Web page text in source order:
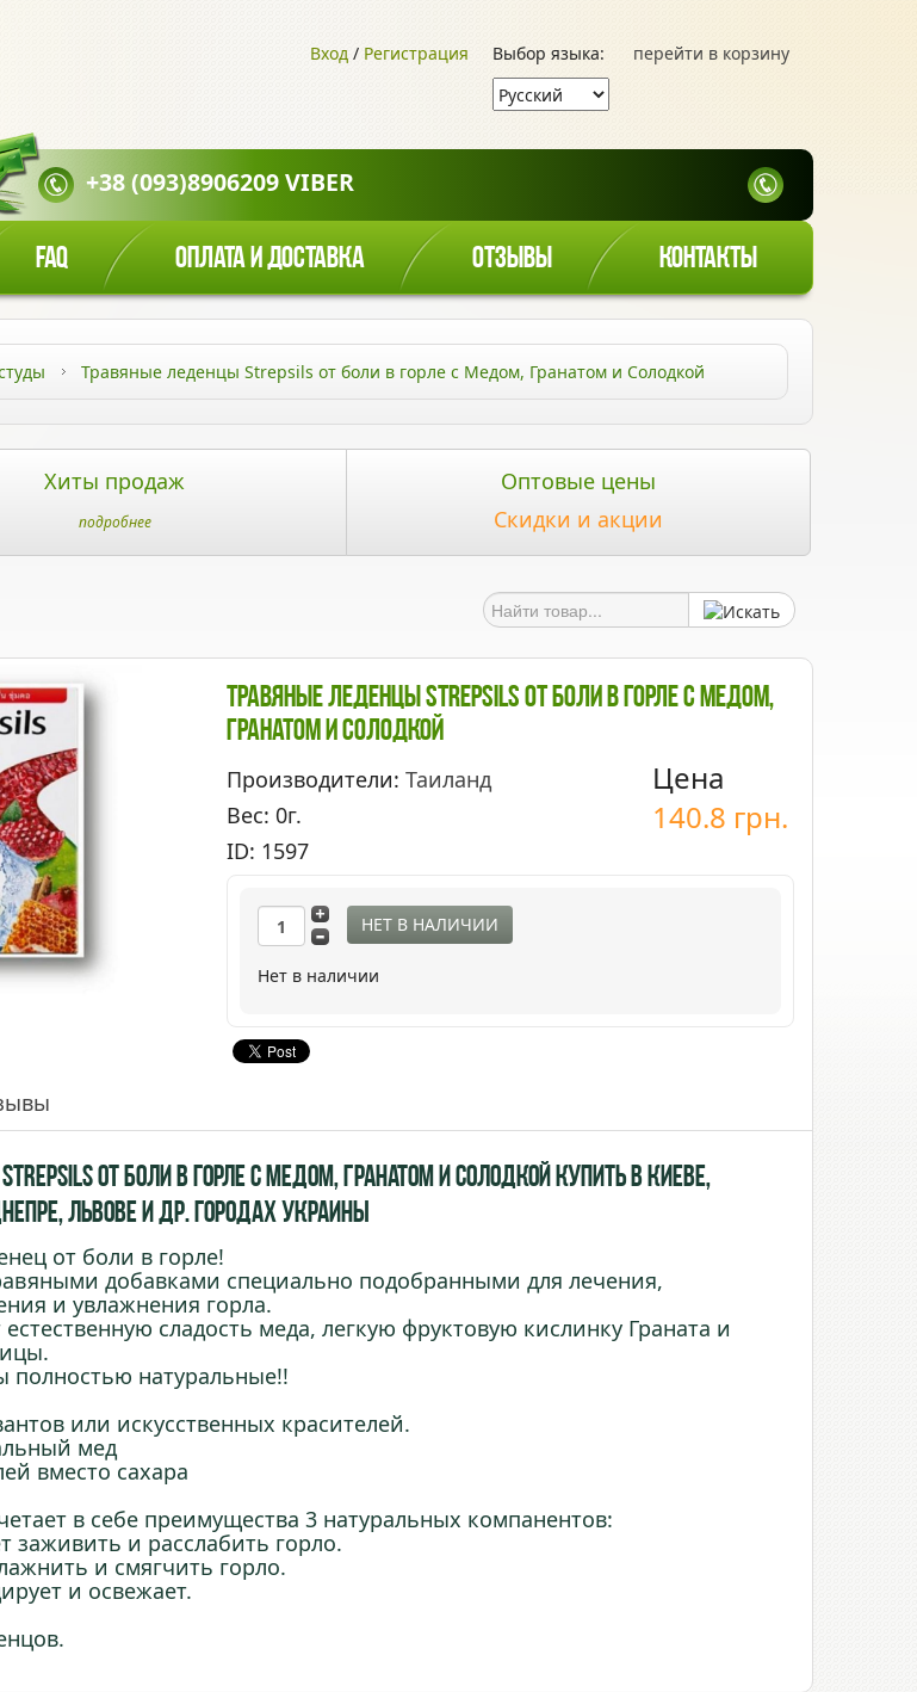
перейти в корзину
Выбор языка:
Вход / Регистрация
+38 (093)8906209 VIBER
FAQ ОПЛАТА И ДОСТАВКА ОТЗЫВЫ КОНТАКТЫ
Травяные леденцы Strepsils от боли в горле с Медом, Гранатом и Солодкой
Хиты продаж
подробнее
Оптовые цены
Скидки и акции
Травяные Леденцы Strepsils От Боли В Горле С Медом,
Гранатом И Солодкой
Производители: Таиланд
Вес: 0г.
ID: 1597
Цена
140.8 грн.
НЕТ В НАЛИЧИИ
Нет в наличии
от боли в горле с Медом, Гранатом и Солодкой купить в Киеве,
Львове и др. городах Украины
от боли в горле!
добавками специально подобранными для лечения,
и увлажнения горла.
сладость меда, легкую фруктовую кислинку Граната и
полностью натуральные!!
или искусственных красителей.
мед
вместо сахара
в себе преимущества 3 натуральных компанентов:
заживить и расслабить горло.
и смягчить горло.
и освежает.